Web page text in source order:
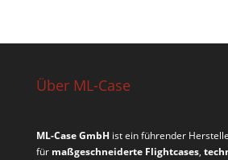
Über ML-Case
ML-Case GmbH ist ein führender
für maßgeschneiderte Flightcases,